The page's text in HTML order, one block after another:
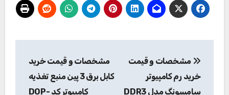
نوشته
مشخصات و قیمت
خرید رم کامپیوتر
سامسونگ مدل DDR3
مشخصات و قیمت خرید
کابل برق 3 پین منبع تغذیه
کامپیوتر کد DOP-